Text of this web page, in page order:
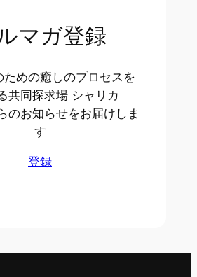
マガ登録
ための癒しのプロセスを
共同探求場 シャリカ
のお知らせをお届けしま
す
登録